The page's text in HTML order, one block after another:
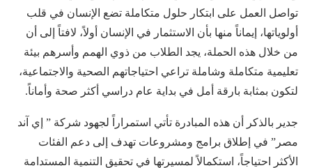
تواصل العمل على ابتكار حلول متكاملة تضع الإنسان في قلب
أولوياتها، إيماناً منها بأن الاستثمار في الإنسان أولاً، لافتاً إلى أن
من خلال هذه الحملة، يجد الطلاب من ذوي الهمم وأسرهم بيئة
تعليمية متكاملة وشاملة تراعي احتياجاتهم الصحية والاجتماعية،
لتكون بمثابة بارقة أمل في بداية عام دراسي أكثر صحة وأماناً.
جدير بالذكر أن هذه المبادرة تأتي استمراراً لجهود شركة ” إي آند
مصر” في إطلاق برامج ومشروعات تهدف إلى دعم الفئات
الأكثر احتياجاً، استكمالاً لمسيرتها في تحقيق التنمية المستدامة